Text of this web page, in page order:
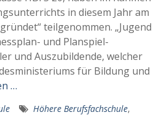
in diesem Jahr am
teilgenommen. „Jugend
und Planspiel-
und Auszubildende, welcher
für Bildung und
…
Höhere Berufsfachschule,